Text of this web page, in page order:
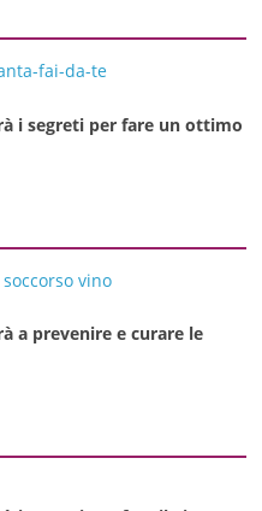
i segreti per fare un ottimo
a prevenire e curare le